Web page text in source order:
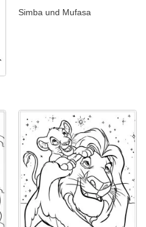
Simba und Mufasa